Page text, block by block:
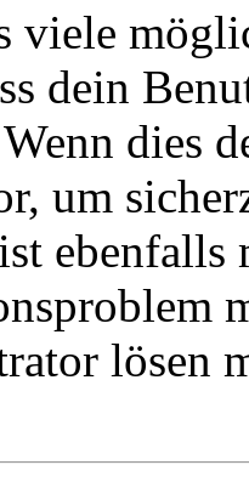
viele
dein
dies
um
ebenfalls
lösen